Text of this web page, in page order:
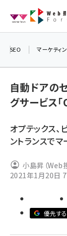
ン
ai (2814)
note
z世代
SEO マーケティ
自動ドアの
グサービス
オプテックス
ントランスで
小島昇（Web
2021年1月20日
優先す